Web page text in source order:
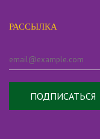
РАССЫЛКА
ПОДПИСАТЬСЯ